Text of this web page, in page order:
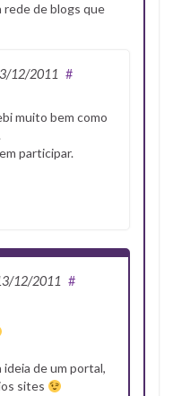
rede de blogs que
12/2011 #
muito bem como
participar.
12/2011 #
de um portal,
sites